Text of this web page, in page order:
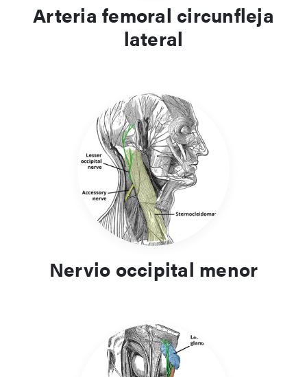
Arteria femoral circunfleja
lateral
Nervio occipital menor